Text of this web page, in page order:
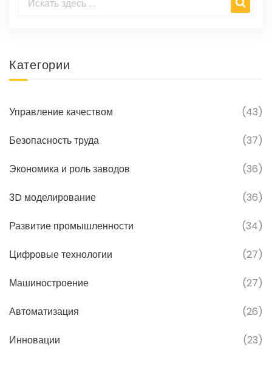
Категории
Управление качеством (43)
Безопасность труда (37)
Экономика и роль заводов (36)
3D моделирование (36)
Развитие промышленности (34)
Цифровые технологии (27)
Машиностроение (27)
Автоматизация (26)
Инновации (23)